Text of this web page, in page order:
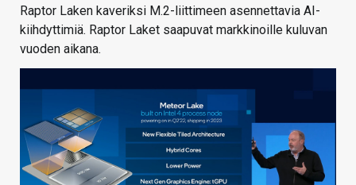
Raptor Laken kaveriksi M.2-liittimeen asennettavia AI-
kiihdyttimiä. Raptor Laket saapuvat markkinoille kuluvan
vuoden aikana.